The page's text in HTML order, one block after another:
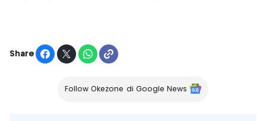
Share
Follow Okezone di Google News